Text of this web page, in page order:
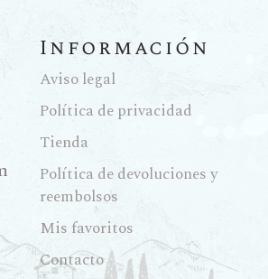
Información
Aviso legal
Política de privacidad
Tienda
Política de devoluciones y
reembolsos
Mis favoritos
Contacto